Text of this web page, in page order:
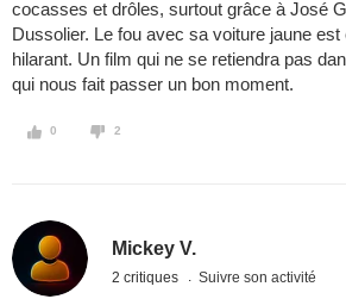
cocasses et drôles, surtout grâce à José
Dussolier. Le fou avec sa voiture jaune est
hilarant. Un film qui ne se retiendra pas
qui nous fait passer un bon moment.
0 2
Mickey V.
2 critiques Suivre son activité